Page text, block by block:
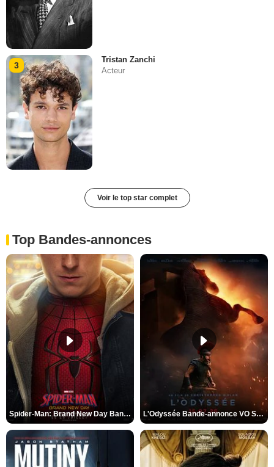
3
Tristan Zanchi
Acteur
Voir le top star complet
Top Bandes-annonces
Spider-Man: Brand New Day Bande-annonce VO STFR L'Odyssée Bande-annonce VO STFR